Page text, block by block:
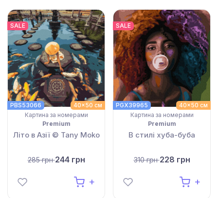
SALE
40x50 см
PBS53066
Картина за номерами
Premium
Літо в Азії © Tany Moko
285 грн244 грн
SALE
40x50 см
PGX39965
Картина за номерами
Premium
В стилі хуба-буба
310 грн228 грн